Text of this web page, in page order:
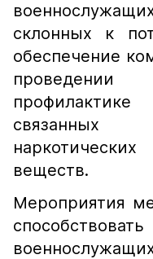
склонных к
обеспечение
связанных
веществ.
Мероприятия